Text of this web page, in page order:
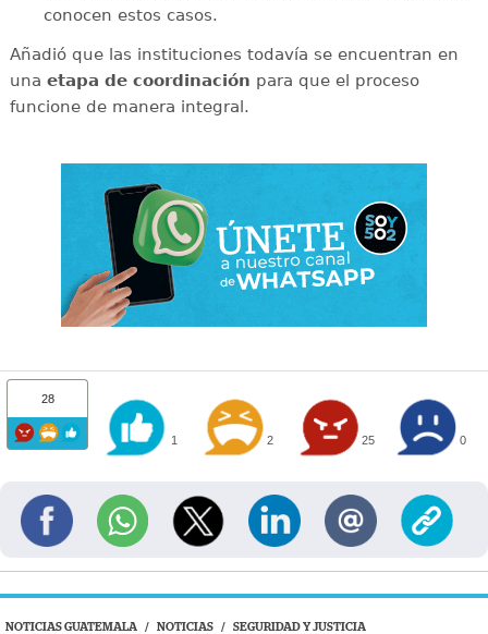
conocen estos casos.
Añadió que las instituciones todavía se encuentran en
una etapa de coordinación para que el proceso
funcione de manera integral.
28
1 2 25 0
NOTICIAS GUATEMALA / NOTICIAS / SEGURIDAD Y JUSTICIA